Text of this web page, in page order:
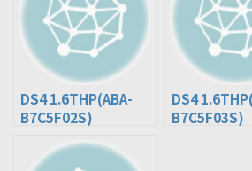
DS4 1.6THP(ABA-
B7C5F02S)
DS4
B7C5F03S)